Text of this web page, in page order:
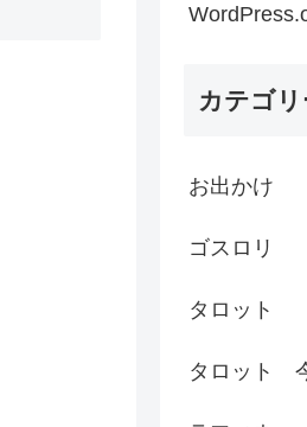
カテゴリ
お出かけ
ゴスロリ
タロット
タロット